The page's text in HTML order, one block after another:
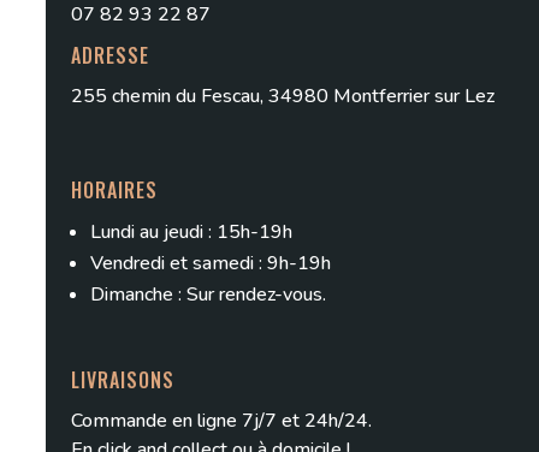
07 82 93 22 87
ADRESSE
255 chemin du Fescau, 34980 Montferrier sur Lez
HORAIRES
Lundi au jeudi : 15h-19h
Vendredi et samedi : 9h-19h
Dimanche : Sur rendez-vous.
LIVRAISONS
Commande en ligne 7j/7 et 24h/24.